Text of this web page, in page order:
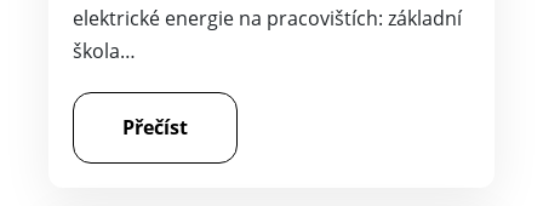
elektrické energie na pracovištích: základní
škola…
Přečíst